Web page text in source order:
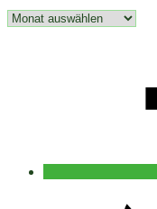
Archiv